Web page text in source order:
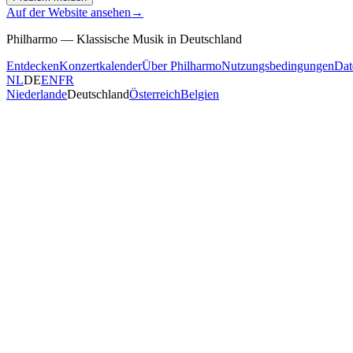
Auf der Website ansehen →
Philharmo — Klassische Musik in Deutschland
EntdeckenKonzertkalenderÜber PhilharmoNutzungsbedingungen
NLDEENFR
NiederlandeDeutschlandÖsterreichBelgien